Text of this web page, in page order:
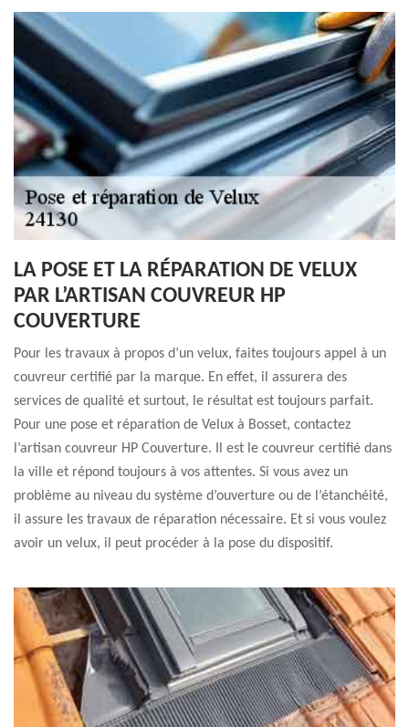
LA POSE ET LA RÉPARATION DE VELUX
PAR L’ARTISAN COUVREUR HP
COUVERTURE
Pour les travaux à propos d’un velux, faites toujours appel à un
couvreur certifié par la marque. En effet, il assurera des
services de qualité et surtout, le résultat est toujours parfait.
Pour une pose et réparation de Velux à Bosset, contactez
l’artisan couvreur HP Couverture. Il est le couvreur certifié dans
la ville et répond toujours à vos attentes. Si vous avez un
problème au niveau du système d’ouverture ou de l’étanchéité,
il assure les travaux de réparation nécessaire. Et si vous voulez
avoir un velux, il peut procéder à la pose du dispositif.